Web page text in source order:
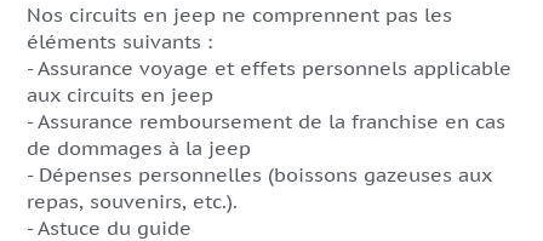
Nos circuits en jeep ne comprennent pas les
éléments suivants :
- Assurance voyage et effets personnels applicable
aux circuits en jeep
- Assurance remboursement de la franchise en cas
de dommages à la jeep
- Dépenses personnelles (boissons gazeuses aux
repas, souvenirs, etc.).
- Astuce du guide